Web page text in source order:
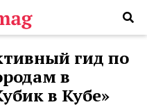
гид по
в
в Кубе»